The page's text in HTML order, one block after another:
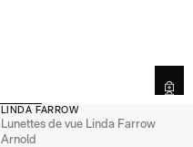
LINDA FARROW
Lunettes de vue Linda Farrow
Arnold